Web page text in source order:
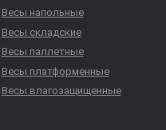
Весы напольные
Весы складские
Весы паллетные
Весы платформенные
Весы влагозащищенные